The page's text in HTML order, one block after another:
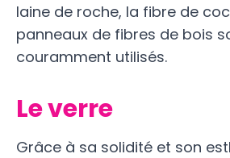
laine de roche, la fibre de
panneaux de fibres de bois
couramment utilisés.
Le verre
Grâce à sa solidité et son